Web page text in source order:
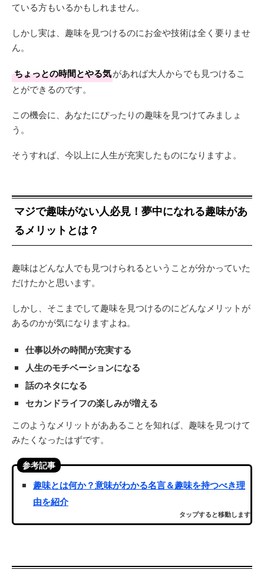
ている方もいるかもしれません。
しかし実は、趣味を見つけるのにお金や技術は全く要りませ
ん。
ちょっとの時間とやる気があれば大人からでも見つけるこ
とができるのです。
この機会に、あなたにぴったりの趣味を見つけてみましょ
う。
そうすれば、今以上に人生が充実したものになりますよ。
マジで趣味がない人必見！夢中になれる趣味があ
るメリットとは？
趣味はどんな人でも見つけられるということが分かっていた
だけたかと思います。
しかし、そこまでして趣味を見つけるのにどんなメリットが
あるのかが気になりますよね。
仕事以外の時間が充実する
人生のモチベーションになる
話のネタになる
セカンドライフの楽しみが増える
このようなメリットがああることを知れば、趣味を見つけて
みたくなったはずです。
参考記事
趣味とは何か？意味がわかる名言＆趣味を持つべき理
由を紹介
タップすると移動します